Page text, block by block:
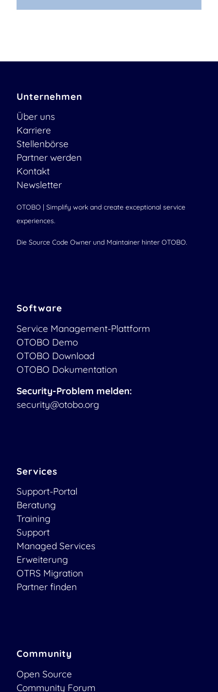
Unternehmen
Über uns
Karriere
Stellenbörse
Partner werden
Kontakt
Newsletter
OTOBO | Simplify work and create exceptional service
experiences.
Die Source Code Owner und Maintainer hinter OTOBO.
Software
Service Management-Plattform
OTOBO Demo
OTOBO Download
OTOBO Dokumentation
Security-Problem melden:
security@otobo.org
Services
Support-Portal
Beratung
Training
Support
Managed Services
Erweiterung
OTRS Migration
Partner finden
Community
Open Source
Community Forum